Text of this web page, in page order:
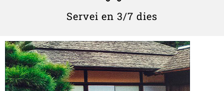
Servei en 3/7 dies